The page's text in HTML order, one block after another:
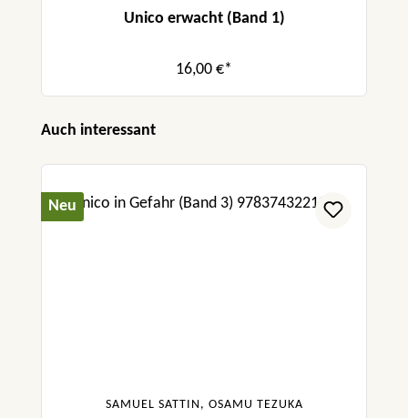
Unico erwacht (Band 1)
16,00 €*
Produktgalerie überspringen
Auch interessant
Neu
SAMUEL SATTIN, OSAMU TEZUKA